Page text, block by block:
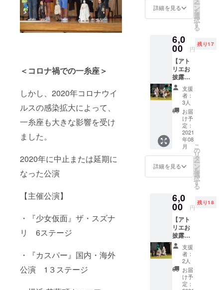
＜コロナ禍での一糸座＞
しかし、2020年コロナウイ
ルスの感染拡大によって、
一糸座も大きな影響を受け
ました。
2020年に中止または延期に
なった公演
【主催公演】
・『少女仮面』ザ・スズナ
リ 6ステージ
・『カスパー』国内・海外
公演 1３ステージ
くださ
りは出
ません
※有効期
限：令
和3年9
月～令
和4年9
名前を
真はイ
メージ
です。
上演演
目とは
異なり
ます 8
月26日
(木)～
29(日)
に開催
する
「アト
リエお
披露目
イベン
ト」の8
の回に
ご招待
いたし
ます。
古典小
作品を3
演目で
約40ほ
どの予
定で
す。 一
般の方
ジにお
名前記
載 ・ア
完成
後、若
手劇団
員によ
る古典
小作品
の上演
会にご
招待 ※
備考欄
に、
ホーム
ページ
掲載用
にご希
望のお
名前を
真はイ
メージ
です。
上演演
目とは
異なり
ます 8
月26日
(木)～
29(日)
に開催
する
詳細を見る ー
ン
を
選
択
す
る
6,0
00 円
残り17
【アト
リエお
披露目
イベン
ト(8月
28日)ご
招待
コー
ス】 ・
お礼
メール
・ホー
ムペー
ジにお
名前記
載 ・ア
完成
後、若
手劇団
員によ
る古典
小作品
の上演
会にご
招待 ※
備考欄
に、
ホーム
支援
者：
3人
お届
け予
定：
2021
年08
月
詳細を見る
こ
の
リ
タ
ー
ン
を
選
択
す
る
6,0
00 円
残り18
【アト
リエお
披露目
イベン
ト(8月
29日)ご
招待
コー
ス】 ・
支援
者：
2人
お届
け予
定：